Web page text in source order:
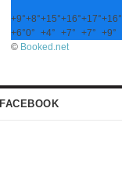
+9°+8°+15°+16°+17°+16°
+6°0° +4° +7° +7° +9°
© Booked.net
FACEBOOK